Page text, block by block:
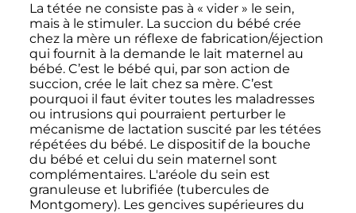
La tétée ne consiste pas à « vider » le sein,
mais à le stimuler. La succion du bébé crée
chez la mère un réflexe de fabrication/éjection
qui fournit à la demande le lait maternel au
bébé. C’est le bébé qui, par son action de
succion, crée le lait chez sa mère. C’est
pourquoi il faut éviter toutes les maladresses
ou intrusions qui pourraient perturber le
mécanisme de lactation suscité par les tétées
répétées du bébé. Le dispositif de la bouche
du bébé et celui du sein maternel sont
complémentaires. L'aréole du sein est
granuleuse et lubrifiée (tubercules de
Montgomery). Les gencives supérieures du